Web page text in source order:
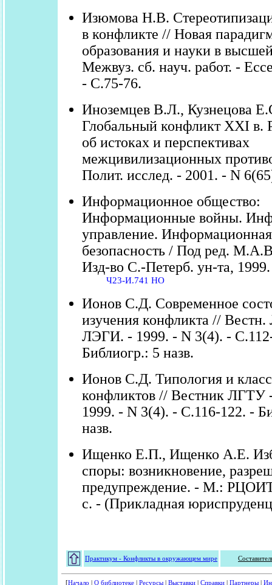
Изюмова Н.В.
в конфликте // Новая
образования и науки в
Межвуз. сб. науч. работ. -
- С.75-76.
Иноземцев В.Л., Кузнецова
Глобальный конфликт XXI в.
об истоках и перспективах
межцивилизационных
Полит. исслед. - 2001. - N
Информационное общество:
Информационные войны.
управление. Информационная
безопасность / Под ред.
Изд-во С.-Петерб. ун-та,
Ч23-И.741 НО
Ионов С.Д. Современное
изучения конфликта //
ЛЭГИ. - 1999. - N 3(4). -
Библиогр.: 5 назв.
Ионов С.Д. Типология и
конфликтов // Вестник
1999. - N 3(4). - С.116-122. -
назв.
Ищенко Е.П., Ищенко А.Е.
споры: возникновение,
предупреждение. - М.:
с. - (Прикладная
Практикум - Конфликты в окружающем мире
[Начало | О библиотеке| Ресурсы| Выставки| Справки| Партнеры|